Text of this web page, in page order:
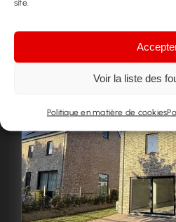
site.
Voir la liste des
Politique en matière de cookies